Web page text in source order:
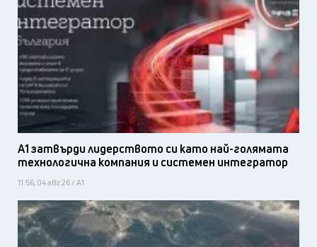
А1 затвърди лидерството си като най-голямата
технологична компания и системен интегратор
11:56, 04 авг 26 / А1